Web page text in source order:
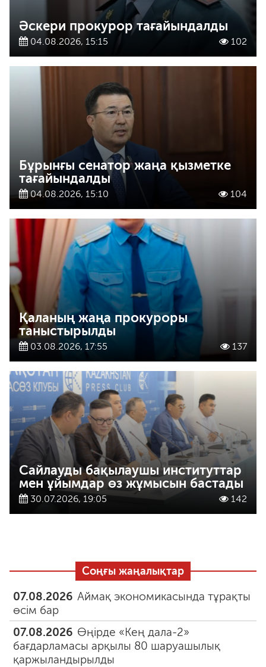
Әскери прокурор тағайындалды
04.08.2026, 15:15 102
Бұрынғы сенатор жаңа қызметке
тағайындалды
04.08.2026, 15:10 104
Қаланың жаңа прокуроры
таныстырылды
03.08.2026, 17:55 137
Сайлауды бақылаушы институттар
мен ұйымдар өз жұмысын бастады
30.07.2026, 19:05 142
Соңғы жаңалықтар
07.08.2026 Аймақ экономикасында тұрақты
өсім бар
07.08.2026 Өңірде «Кең дала-2»
бағдарламасы арқылы 80 шаруашылық
қаржыландырылды